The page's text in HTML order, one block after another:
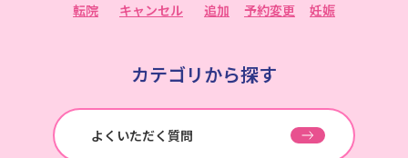
転院 キャンセル 追加 予約変更 妊娠
カテゴリから探す
よくいただく質問